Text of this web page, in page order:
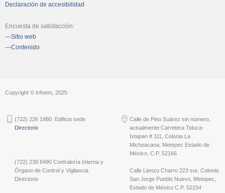
Declaración de accesibilidad
Encuesta de satisfacción:
---Sitio web
---Contenido
Copyright © Infoem, 2025
(722) 226 1980. Edificio sede
Directorio
(722) 238 8490 Contraloría Interna y
Órgano de Control y Vigilancia
Directorio
Calle de Pino Suárez sin número,
actualmente Carretera Toluca-
Ixtapan # 111, Colonia La
Michoacana; Metepec Estado de
México, C.P. 52166
Calle Lienzo Charro 223 sur, Colonia
San Jorge Pueblo Nuevo, Metepec,
Estado de México C.P. 52154